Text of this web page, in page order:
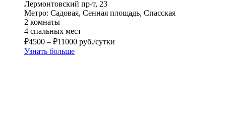
Лермонтовский пр-т, 23
Метро: Садовая, Сенная площадь, Спасская
2 комнаты
4 спальных мест
₽4500 – ₽11000 руб./сутки
Узнать больше